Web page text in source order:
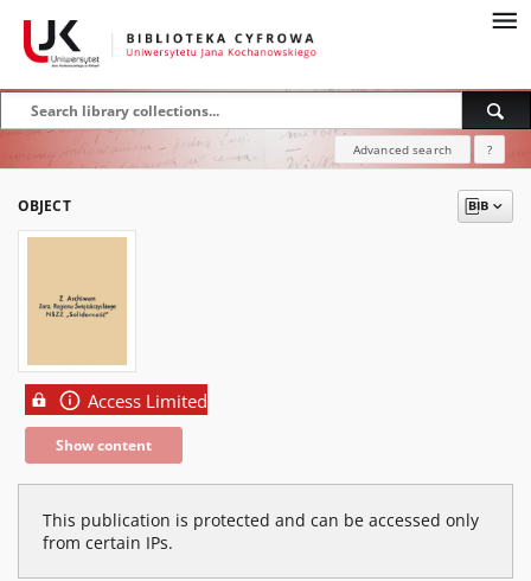
Advanced search ?
OBJECT
Access Limited
Show content
This publication is protected and can be accessed only
from certain IPs.